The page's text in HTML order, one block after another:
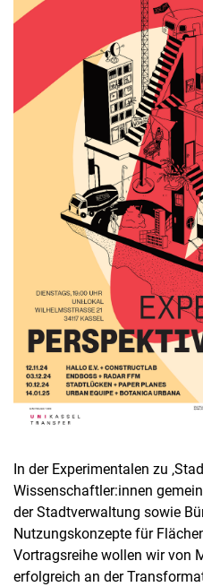
In der Experimentalen zu
Wissenschaftler:innen
der Stadtverwaltung sowie
Nutzungskonzepte für
Vortragsreihe wollen wir von
erfolgreich an der